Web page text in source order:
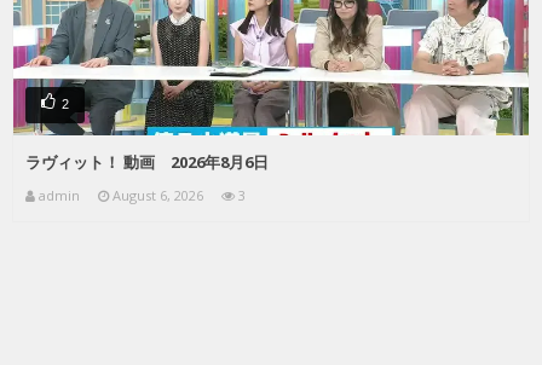
2
ラヴィット！ 動画 2026年8月6日
admin August 6, 2026 3